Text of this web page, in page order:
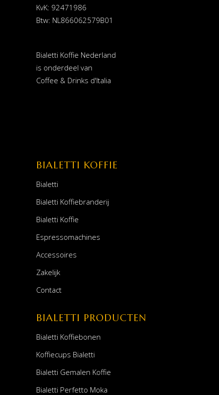
KvK: 92471986
Btw: NL866062579B01
Bialetti Koffie Nederland
is onderdeel van
Coffee & Drinks d'Italia
BIALETTI KOFFIE
Bialetti
Bialetti Koffiebranderij
Bialetti Koffie
Espressomachines
Accessoires
Zakelijk
Contact
BIALETTI PRODUCTEN
Bialetti Koffiebonen
Koffiecups Bialetti
Bialetti Gemalen Koffie
Bialetti Perfetto Moka